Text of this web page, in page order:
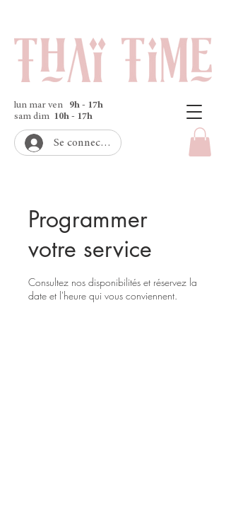
Se connecter
lun mar ven 9h - 17h
sam dim 10h - 17h
Programmer
votre service
Consultez nos disponibilités et réservez la
date et l'heure qui vous conviennent.